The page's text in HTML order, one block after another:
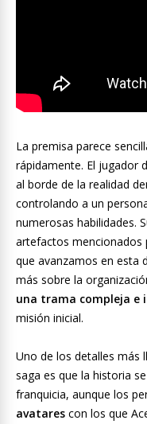
La premisa parece
rápidamente. El jugador
al borde de la realidad
controlando a un
numerosas habilidades.
artefactos mencionados
que avanzamos en esta
más sobre la
una trama compleja e
misión inicial.
Uno de los detalles más
saga es que la historia
franquicia, aunque los
avatares con los que